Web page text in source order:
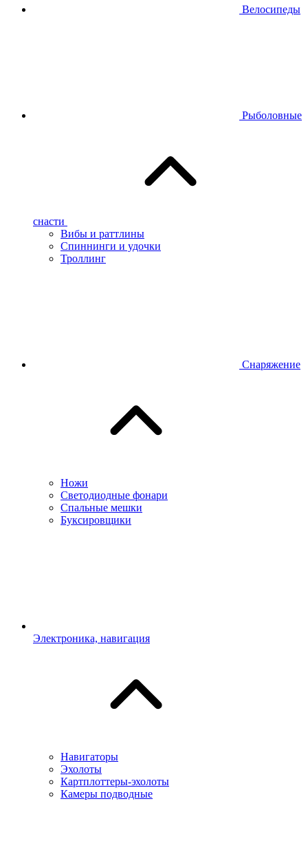
Велосипеды
Рыболовные
снасти
Вибы и раттлины
Спиннинги и удочки
Троллинг
Снаряжение
Ножи
Светодиодные фонари
Спальные мешки
Буксировщики
Электроника, навигация
Навигаторы
Эхолоты
Картплоттеры-эхолоты
Камеры подводные